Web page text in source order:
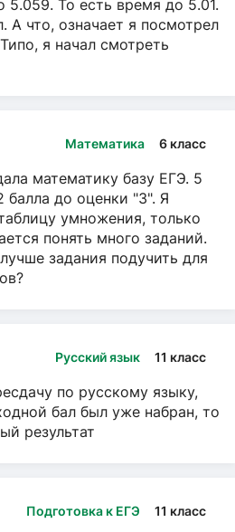
То есть время до 5.01.
А что, означает я посмотрел
я начал смотреть
Математика 6 класс
математику базу ЕГЭ. 5
балла до оценки "3". Я
умножения, только
понять много заданий.
задания подучить для
Русский язык 11 класс
по русскому языку,
бал был уже набран, то
результат
Подготовка к ЕГЭ 11 класс